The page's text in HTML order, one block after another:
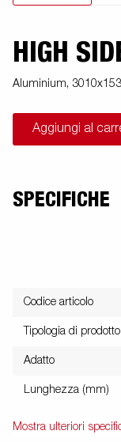
HIGH
Aluminium,
Aggiungi al
SPECIFICHE
Codice articolo
Tipologia di prodotto
Adatto
Lunghezza (mm)
Mostra ulteriori